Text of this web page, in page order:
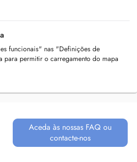
funcionais" nas "Definições de
para permitir o carregamento do mapa
Aceda às nossas FAQ ou
contacte-nos